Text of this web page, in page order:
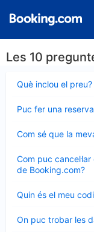
Les 10
Què inclou el preu?
tancat
Puc fer una
tancat
Com sé que la
tancat
Com puc
de Booking.com?
tancat
Quin és el meu
tancat
On puc trobar les
tancat